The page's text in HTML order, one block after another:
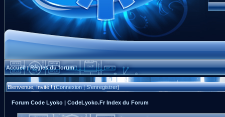
Accueil|Règles du forum
Bienvenue, Invité ! (Connexion|S'enregistrer)
Forum Code Lyoko | CodeLyoko.Fr Index du Forum